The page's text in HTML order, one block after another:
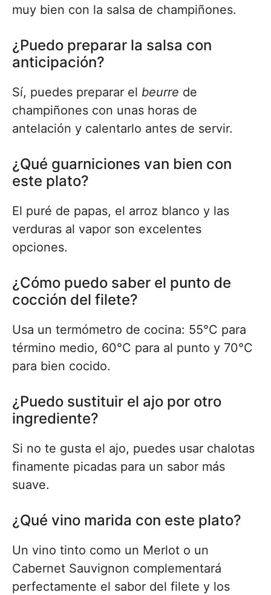
muy bien con la salsa de champiñones.
¿Puedo preparar la salsa con
anticipación?
Sí, puedes preparar el beurre de
champiñones con unas horas de
antelación y calentarlo antes de servir.
¿Qué guarniciones van bien con
este plato?
El puré de papas, el arroz blanco y las
verduras al vapor son excelentes
opciones.
¿Cómo puedo saber el punto de
cocción del filete?
Usa un termómetro de cocina: 55°C para
término medio, 60°C para al punto y 70°C
para bien cocido.
¿Puedo sustituir el ajo por otro
ingrediente?
Si no te gusta el ajo, puedes usar chalotas
finamente picadas para un sabor más
suave.
¿Qué vino marida con este plato?
Un vino tinto como un Merlot o un
Cabernet Sauvignon complementará
perfectamente el sabor del filete y los